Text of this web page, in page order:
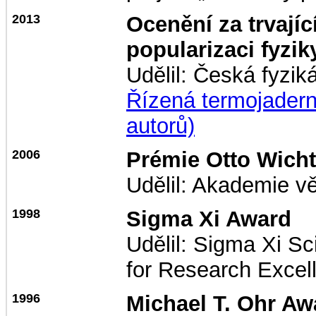
2013
Ocenění za
popularizaci
Udělil: Česká
Řízená
autorů)
2006
Prémie Otto
Udělil: Akademie
1998
Sigma Xi Award
Udělil: Sigma Xi
for Research
1996 Michael T. Ohr